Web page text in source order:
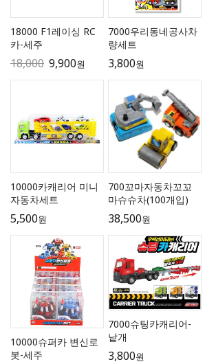
18000 F1레이싱 RC
카-세주
18,000 9,900원
7000우리동네공사차
량세트
3,800원
10000카캐리어 미니
자동차세트
5,500원
700꼬마자동차꼬꼬
마슈슈차(100개입)
38,500원
10000슈퍼카 변신로
봇-세주
7000슈팅카캐리어-
낱개
3,800원